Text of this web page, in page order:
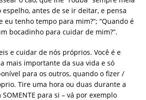
espelho, antes de se ir deitar, e pensa
eu tenho tempo para mim?”; “Quando é
bocadinho para cuidar de mim?”.
e cuidar de nós próprios. Você é e
mais importante da sua vida e só
para os outros, quando o fizer /
Tire uma hora ou duas durante a
para si – vá por exemplo